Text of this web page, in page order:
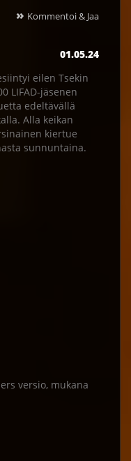
» Kommentoi & Jaa
01.05.24
eilen Tsekin
LIFAD-jäsenen
edeltävällä
Alla keikan
kiertue
sunnuntaina.
versio, mukana